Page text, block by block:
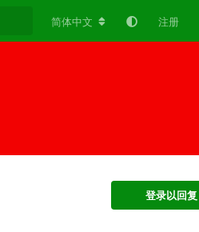
简体中文 注册
登录以回复